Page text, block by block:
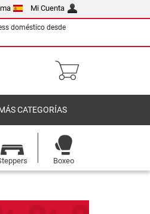
Mi Cuenta
doméstico desde
CATEGORÍAS
Boxeo